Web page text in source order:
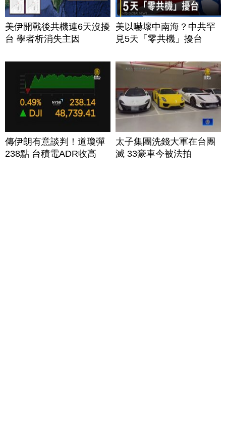
美伊開戰後共機連6天沒擾
台 學者析消失主因
美以嚇壞中南海？中共罕
見5天「零共機」擾台
傳伊朗有意談判！道瓊彈
238點 台積電ADR收高
太子集團洗錢大軍在台團
滅 33豪車今被法拍